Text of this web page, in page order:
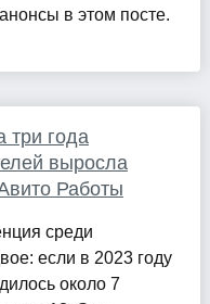
в этом посте.
три года
выросла
Работы
среди
если в 2023 году
около 7